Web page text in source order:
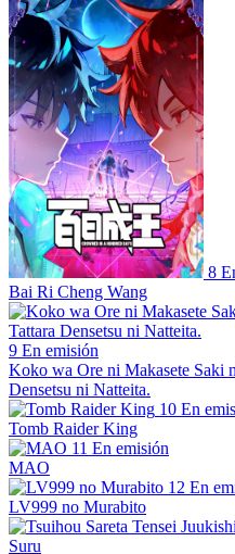
8
Bai Ri Cheng Wang
9 En emisión
Koko wa Ore ni Makasete Saki
Densetsu ni Natteita.
10 En
Tomb Raider King
11 En emisión
MAO
12 En
LV999 no Murabito